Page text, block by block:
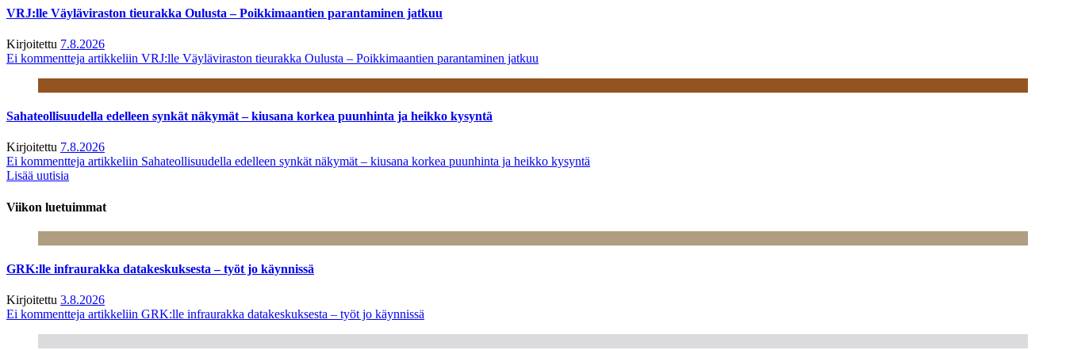
VRJ:lle Väyläviraston tieurakka Oulusta – Poikkimaantien parantaminen jatkuu
Kirjoitettu 7.8.2026
Ei kommentteja artikkeliin VRJ:lle Väyläviraston tieurakka Oulusta – Poikkimaantien parantaminen jatkuu
Sahateollisuudella edelleen synkät näkymät – kiusana korkea puunhinta ja heikko kysyntä
Kirjoitettu 7.8.2026
Ei kommentteja artikkeliin Sahateollisuudella edelleen synkät näkymät – kiusana korkea puunhinta ja heikko kysyntä
Lisää uutisia
Viikon luetuimmat
GRK:lle infraurakka datakeskuksesta – työt jo käynnissä
Kirjoitettu 3.8.2026
Ei kommentteja artikkeliin GRK:lle infraurakka datakeskuksesta – työt jo käynnissä